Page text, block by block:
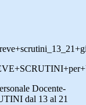
Docente-
dal 13 al 21